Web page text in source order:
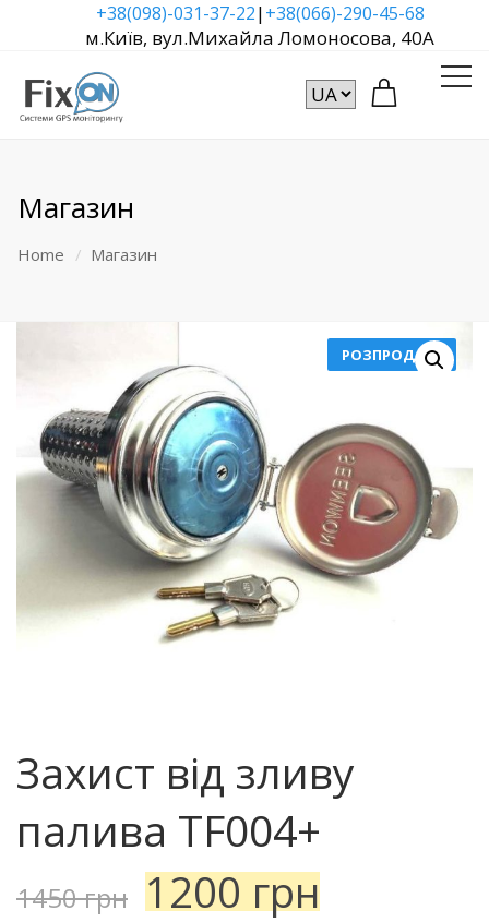
+38(098)-031-37-22|+38(066)-290-45-68
м.Київ, вул.Михайла Ломоносова, 40А
Магазин
Home Магазин
РОЗПРОДАЖ!
Захист від зливу
палива TF004+
1450грн 1200грн